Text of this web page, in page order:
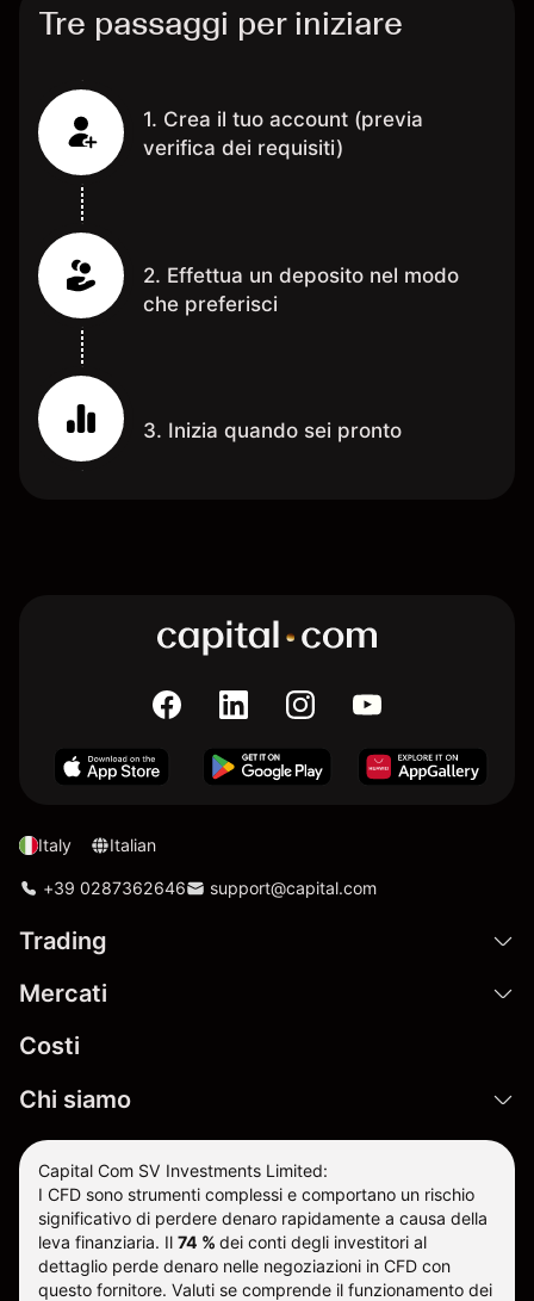
Tre passaggi per iniziare
1. Crea il tuo account (previa
verifica dei requisiti)
2. Effettua un deposito nel modo
che preferisci
3. Inizia quando sei pronto
Italy Italian
+39 0287362646 support@capital.com
Trading
Mercati
Costi
Chi siamo
Capital Com SV Investments Limited:
I CFD sono strumenti complessi e comportano un rischio
significativo di perdere denaro rapidamente a causa della
leva finanziaria. Il 74 % dei conti degli investitori al
dettaglio perde denaro nelle negoziazioni in CFD con
questo fornitore. Valuti se comprende il funzionamento dei